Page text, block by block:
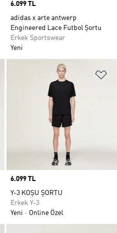
Price
6.099 TL
adidas x arte antwerp
Engineered Lace Futbol Şortu
Erkek Sportswear
Yeni
Favori Listesine Ekle
Price
6.099 TL
Y-3 KOŞU ŞORTU
Erkek Y-3
Yeni
Online Özel